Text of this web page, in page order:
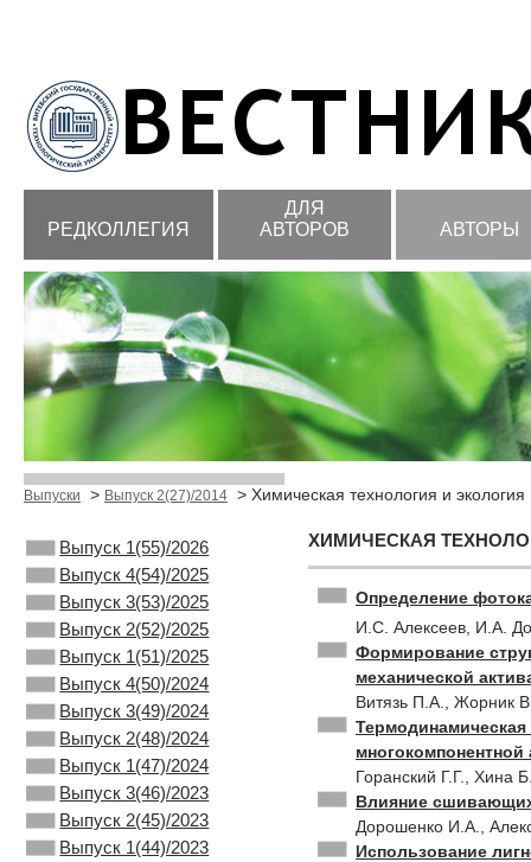
РЕДКОЛЛЕГИЯ
ДЛЯ
АВТОРОВ
АВТОРЫ
Выпуски > Выпуск 2(27)/2014 > Химическая технология и экология
Выпуск 1(55)/2026
Выпуск 4(54)/2025
Выпуск 3(53)/2025
Выпуск 2(52)/2025
Выпуск 1(51)/2025
Выпуск 4(50)/2024
Выпуск 3(49)/2024
Выпуск 2(48)/2024
Выпуск 1(47)/2024
Выпуск 3(46)/2023
Выпуск 2(45)/2023
Выпуск 1(44)/2023
ХИМИЧЕСКАЯ
Определение
И.С. Алексеев, И.А.
Формирование
механической
Витязь П.А., Жорник
Горанский Г.Г.,
Влияние сшивающих
Дорошенко И.А.,
Использование